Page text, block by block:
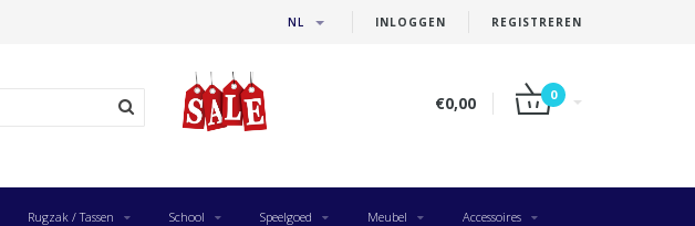
INLOGGEN REGISTREREN
NL
€0,00 0
Rugzak / Tassen School Speelgoed Meubel Accessoires